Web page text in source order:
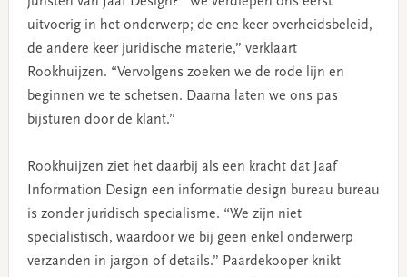
uitvoerig in het onderwerp; de ene keer overheidsbeleid,
de andere keer juridische materie,” verklaart
Rookhuijzen. “Vervolgens zoeken we de rode lijn en
beginnen we te schetsen. Daarna laten we ons pas
bijsturen door de klant.”
Rookhuijzen ziet het daarbij als een kracht dat Jaaf
Information Design een informatie design bureau bureau
is zonder juridisch specialisme. “We zijn niet
specialistisch, waardoor we bij geen enkel onderwerp
verzanden in jargon of details.” Paardekooper knikt